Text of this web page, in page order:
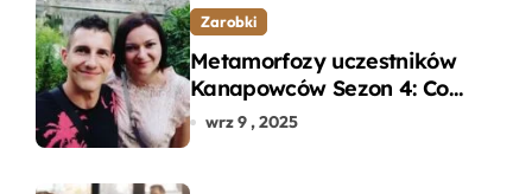
Zarobki
Metamorfozy uczestników
Kanapowców Sezon 4: Co
naprawdę zaskoczyło
wrz 9 , 2025